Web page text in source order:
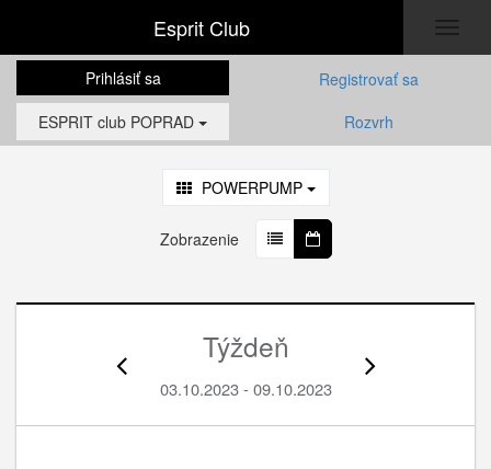
Esprit Club
Prihlásiť sa
Registrovať sa
ESPRIT club POPRAD
Rozvrh
POWERPUMP
Zobrazenie
Týždeň
03.10.2023 - 09.10.2023